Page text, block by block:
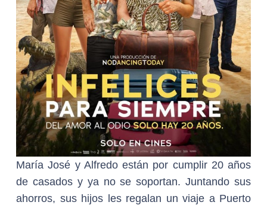
María José y Alfredo están por cumplir 20 años
de casados y ya no se soportan. Juntando sus
ahorros, sus hijos les regalan un viaje a Puerto